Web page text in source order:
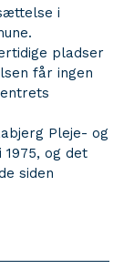
i
pladser
får ingen
Pleje- og
og det
siden